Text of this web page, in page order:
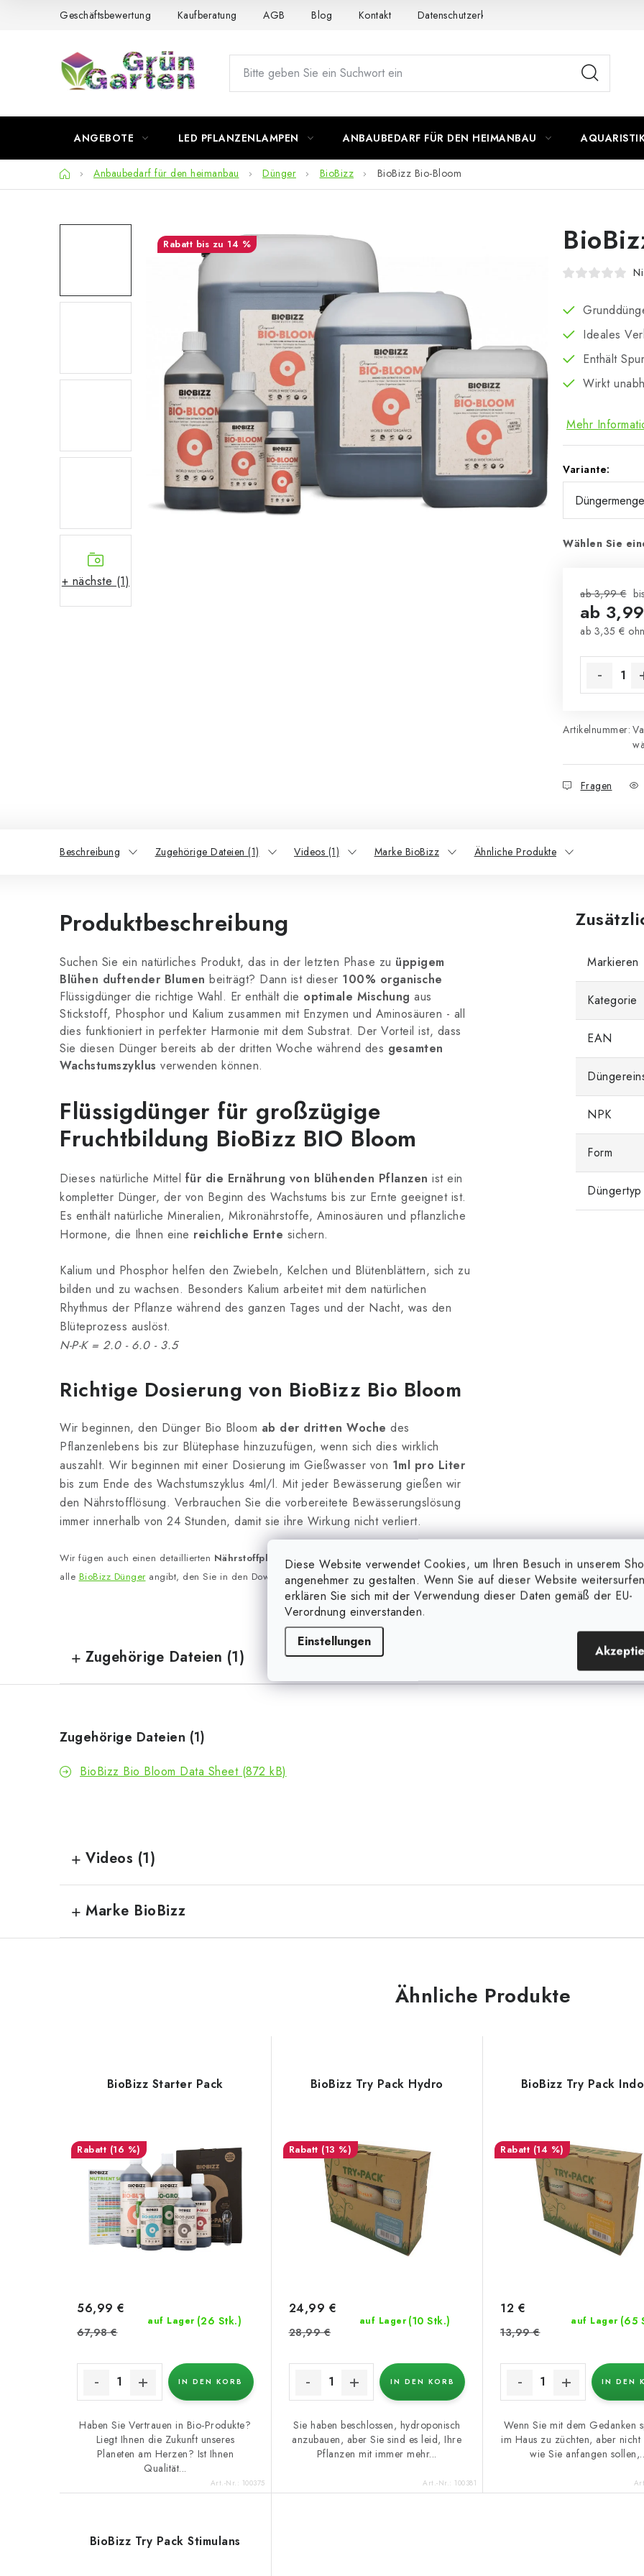
Diese Website verwendet Cookies, um Ihren Besuch in unserem
angenehmer zu gestalten. Wenn Sie auf dieser Website
erklären Sie sich mit der Verwendung dieser Daten gemäß der EU-
Verordnung einverstanden.
Einstellungen
Geschäftsbewertung Kaufberatung AGB Blog Kontakt Datenschutzerklärung
ANGEBOTE LED PFLANZENLAMPEN ANBAUBEDARF FÜR DEN HEIMANBAU
StartseiteAnbaubedarf für den heimanbau Dünger BioBizz BioBizz Bio-Bloom
+ nächste (1)
Ideales
Enthält
Wirkt
Mehr
Variante:
Wählen Sie
ab 3,99 €
ab
ab 3,35 €
Artikelnummer:
Fragen
bis zu 14 %
Beschreibung Zugehörige Dateien (1) Videos (1) Marke BioBizz Ähnliche Produkte
Produktbeschreibung
Suchen Sie ein natürliches Produkt, das in der letzten Phase zu üppigem
Blühen duftender Blumen beiträgt? Dann ist dieser 100% organische
Flüssigdünger die richtige Wahl. Er enthält die optimale Mischung aus
Stickstoff, Phosphor und Kalium zusammen mit Enzymen und Aminosäuren - all
dies funktioniert in perfekter Harmonie mit dem Substrat. Der Vorteil ist, dass
Sie diesen Dünger bereits ab der dritten Woche während des gesamten
Wachstumszyklus verwenden können.
Flüssigdünger für großzügige
Fruchtbildung BioBizz BIO Bloom
Dieses natürliche Mittel für die Ernährung von blühenden Pflanzen ist ein
kompletter Dünger, der von Beginn des Wachstums bis zur Ernte geeignet ist.
Es enthält natürliche Mineralien, Mikronährstoffe, Aminosäuren und pflanzliche
Hormone, die Ihnen eine reichliche Ernte sichern.
Kalium und Phosphor helfen den Zwiebeln, Kelchen und Blütenblättern, sich zu
bilden und zu wachsen. Besonders Kalium arbeitet mit dem natürlichen
Rhythmus der Pflanze während des ganzen Tages und der Nacht, was den
Blüteprozess auslöst.
N-P-K = 2.0 - 6.0 - 3.5
Richtige Dosierung von BioBizz Bio Bloom
Wir beginnen, den Dünger Bio Bloom ab der dritten Woche des
Pflanzenlebens bis zur Blütephase hinzuzufügen, wenn sich dies wirklich
auszahlt. Wir beginnen mit einer Dosierung im Gießwasser von 1ml pro Liter
bis zum Ende des Wachstumszyklus 4ml/l. Mit jeder Bewässerung gießen wir
den Nährstofflösung. Verbrauchen Sie die vorbereitete Bewässerungslösung
immer innerhalb von 24 Stunden, damit sie ihre Wirkung nicht verliert.
Wir fügen auch einen detaillierten Nährstoffplan vom Hersteller bei, der die Dosierung für
alle BioBizz Düngerangibt, den Sie in den Download-Dateien ausdrucken können.
Markieren
Kategorie
EAN
NPK
Form
Düngertyp
Zugehörige Dateien (1)
Zugehörige Dateien (1)
BioBizz Bio Bloom Data Sheet (872 kB)
Videos (1)
Marke BioBizz
Ähnliche Produkte
BioBizz Starter Pack
(16 %)
auf Lager (26 Stk.)
56,99 €
67,98 €
IN DEN KORB
Haben Sie Vertrauen in Bio-Produkte?
Liegt Ihnen die Zukunft unseres
Planeten am Herzen? Ist Ihnen
Qualität...
Art.-Nr.: 100375
BioBizz Try Pack Hydro
(13 %)
auf Lager (10 Stk.)
24,99 €
28,99 €
IN DEN KORB
Sie haben beschlossen, hydroponisch
anzubauen, aber Sie sind es leid, Ihre
Pflanzen mit immer mehr...
Art.-Nr.: 100381
BioBizz Try Pack
(14 %)
auf Lager (65
12 €
13,99 €
IN DEN
Wenn Sie mit dem Gedanken
im Haus zu züchten, aber nicht
wie Sie anfangen
BioBizz Try Pack Stimulans